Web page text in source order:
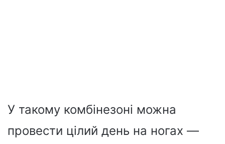
У такому комбінезоні можна
провести цілий день на ногах —